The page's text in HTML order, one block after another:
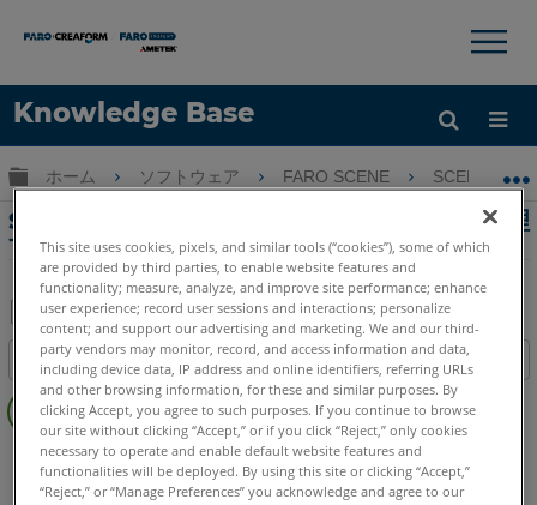
Knowledge Base
言語
ヘルプ サインイン
×
グローバル階層を展開/折りたたむ
ホーム ソフトウェア FARO SCENE SCENE
SCENE Freestyleハンドヘルドスキャンを処理
する
PDF
と
し
て
目次
ヘ
ッ
ー
SCENE 2025 2024 2023 2022 2021 2020 2019
This site uses cookies, pixels, and similar tools (“cookies”), some of which
are provided by third parties, to enable website features and
functionality; measure, analyze, and improve site performance; enhance
user experience; record user sessions and interactions; personalize
content; and support our advertising and marketing. We and our third-
party vendors may monitor, record, and access information and data,
including device data, IP address and online identifiers, referring URLs
and other browsing information, for these and similar purposes. By
clicking Accept, you agree to such purposes. If you continue to browse
our site without clicking “Accept,” or if you click “Reject,” only cookies
necessary to operate and enable default website features and
functionalities will be deployed. By using this site or clicking “Accept,”
“Reject,” or “Manage Preferences” you acknowledge and agree to our